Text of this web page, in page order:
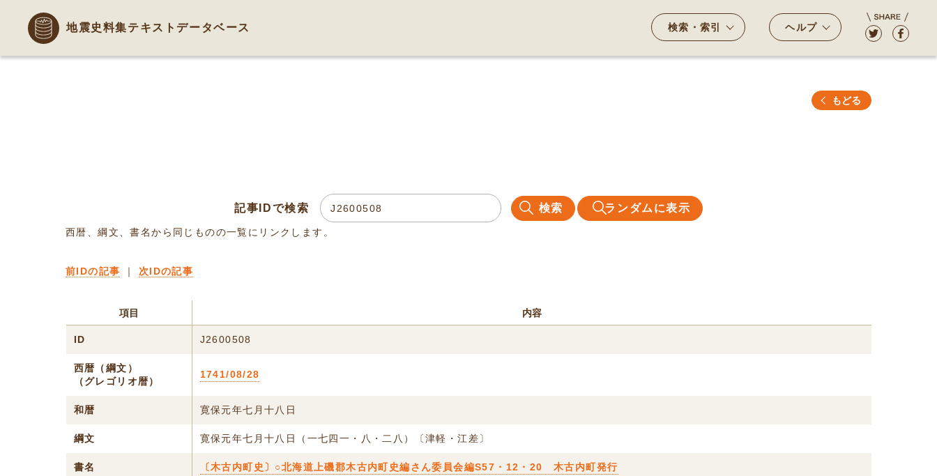
地震史料集テキストデータベース 検索・索引 ヘルプ
もどる
記事IDで検索 検索 ランダムに表示
西暦、綱文、書名から同じものの一覧にリンクします。
前IDの記事 ｜ 次IDの記事
項目 内容
ID J2600508
西暦（綱文）
（グレゴリオ暦）
1741/08/28
和暦 寛保元年七月十八日
綱文 寛保元年七月十八日（一七四一・八・二八）〔津軽・江差〕
書名 〔木古内町史〕○北海道上磯郡木古内町史編さん委員会編S57・12・20 木古内町発行